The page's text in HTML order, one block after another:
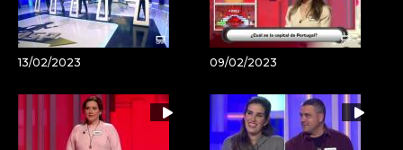
13/02/2023 09/02/2023